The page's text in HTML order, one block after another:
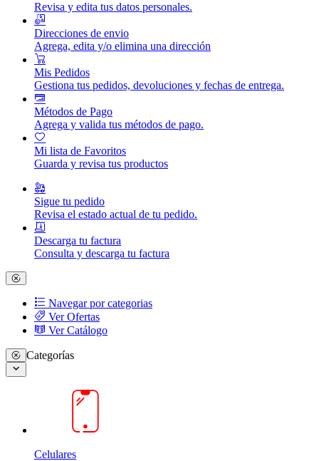
Revisa y edita tus datos personales.
Direcciones de envio
Agrega, edita y/o elimina una dirección
Mis Pedidos
Gestiona tus pedidos, devoluciones y fechas de entrega.
Métodos de Pago
Agrega y valida tus métodos de pago.
Mi lista de Favoritos
Guarda y revisa tus productos
Sigue tu pedido
Revisa el estado actual de tu pedido.
Descarga tu factura
Consulta y descarga tu factura
Navegar por categorias
Ver Ofertas
Ver Catálogo
Categorías
Celulares